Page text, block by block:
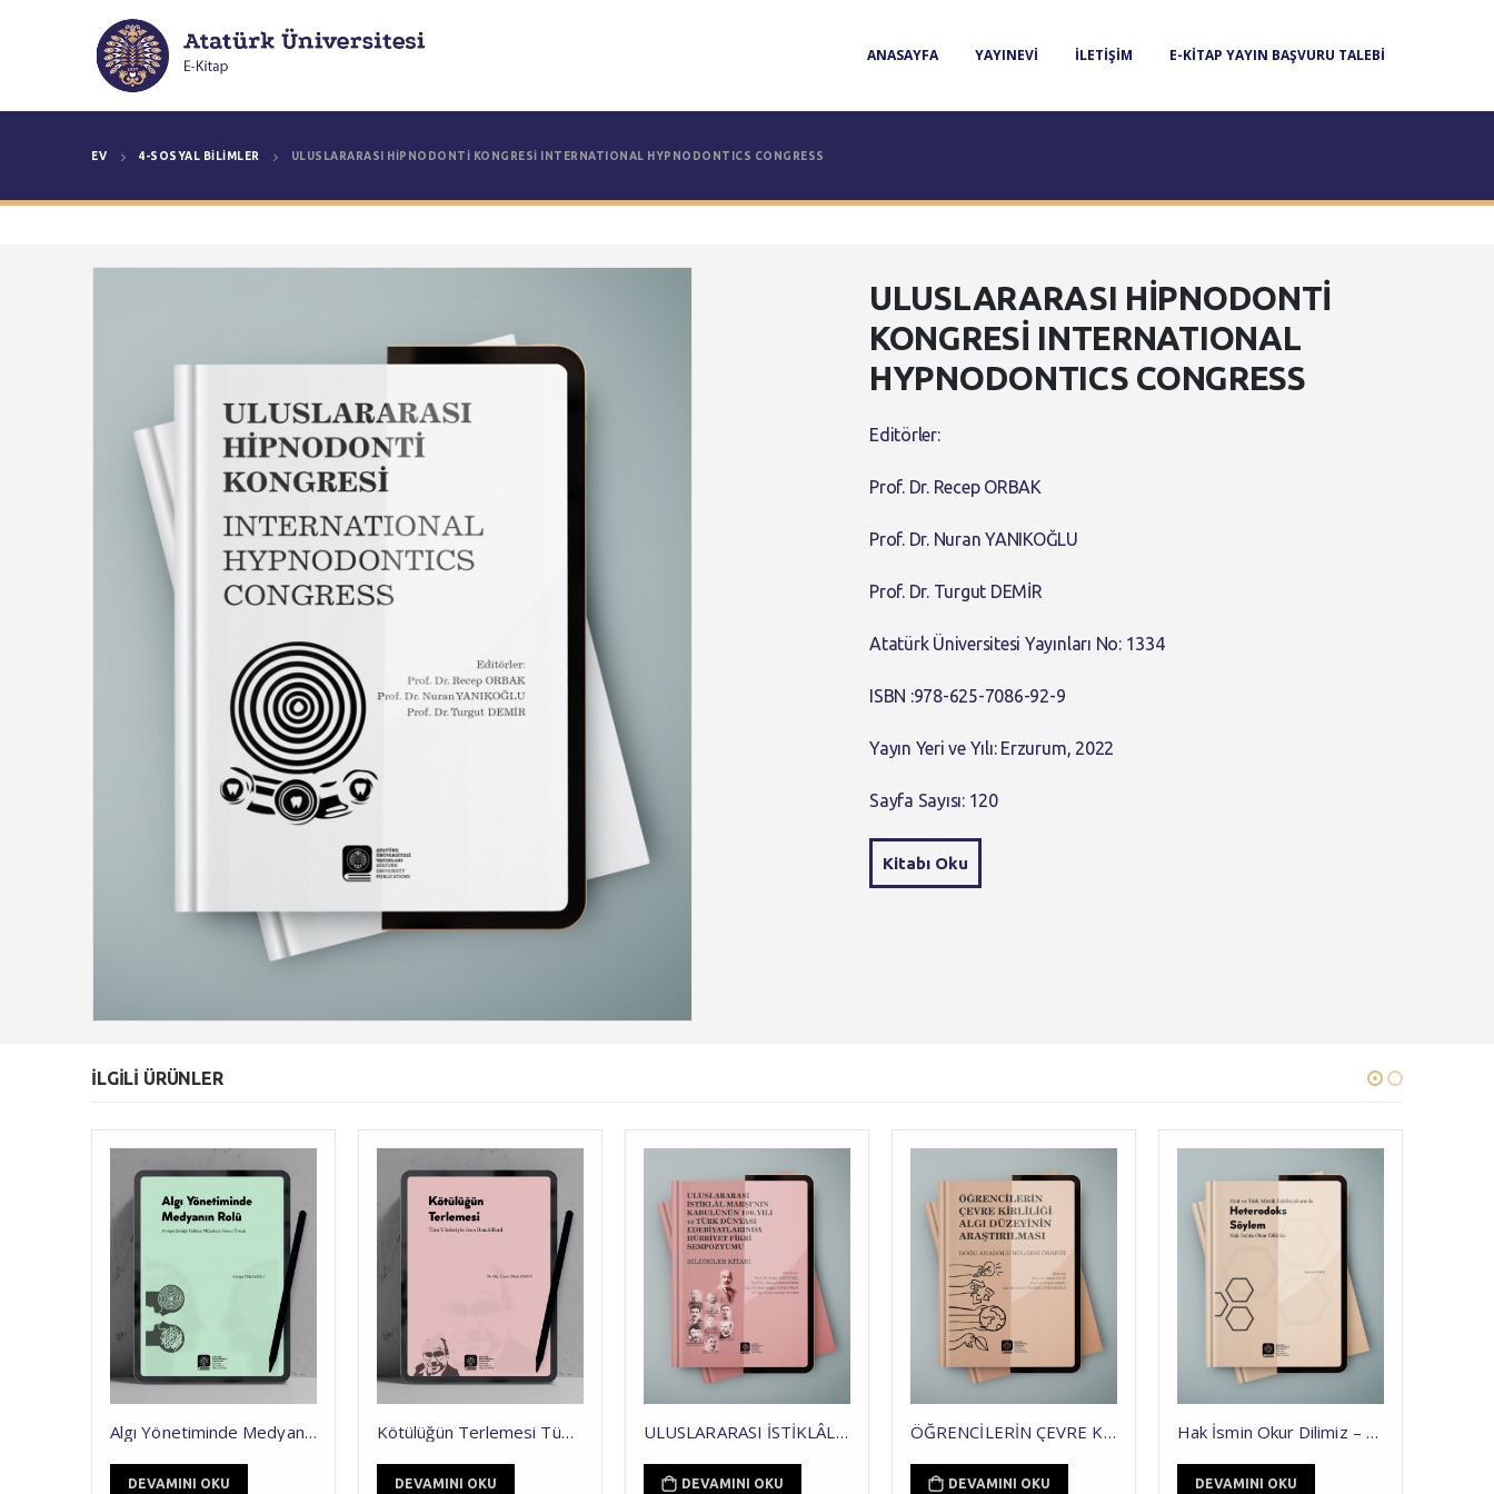
ANASAYFA YAYINEVI İLETIŞIM E-KITAP YAYIN BAŞVURU TALEBI
EV 4-SOSYAL BILIMLER ULUSLARARASI HİPNODONTİ KONGRESİ INTERNATIONAL HYPNODONTICS CONGRESS
ULUSLARARASI HİPNODONTİ
KONGRESİ INTERNATIONAL
HYPNODONTICS CONGRESS
Editörler:
Prof. Dr. Recep ORBAK
Prof. Dr. Nuran YANIKOĞLU
Prof. Dr. Turgut DEMİR
Atatürk Üniversitesi Yayınları No: 1334
ISBN :978-625-7086-92-9
Yayın Yeri ve Yılı: Erzurum, 2022
Sayfa Sayısı: 120
Kitabı Oku
ILGILI ÜRÜNLER
Algı Yönetiminde Medyanın Rolü: Avrupa Birliği-Türkiye Müzakere Süreci Örneği Kötülüğün Terlemesi Tüm Yönleriyle Jean Baudrillard ULUSLARARASI İSTİKLÂL MARŞI’NIN KABULÜNÜN 100. YILI ve TÜRK DÜNYASI EDEBİYATLARINDA HÜRRİYET FİKRİ SEMPOZYUMU ÖĞRENCİLERİN ÇEVRE KİRLİLİĞİ ALGI DÜZEYİNİN ARAŞTIRILMASI DOĞU ANADOLU BÖLGESİ ÖRNEĞİ Hak İsmin Okur Dilimiz – Hint ve Türk Mistik Edebiyatlarında Heterodoks Söylem
DEVAMINI OKU